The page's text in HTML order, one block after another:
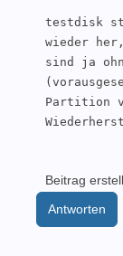
testdisk
wieder
sind ja
Partition
Beitrag
Antworten